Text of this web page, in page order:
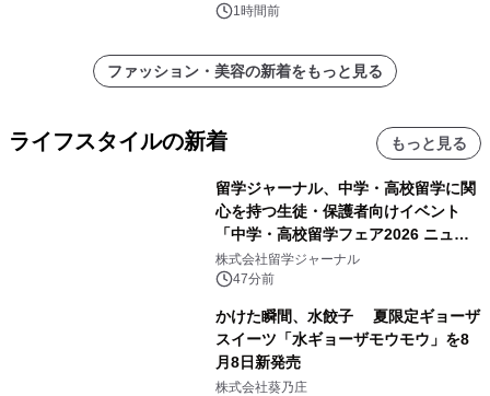
1時間前
ファッション・美容の新着をもっと見る
ライフスタイルの新着 もっと見る
留学ジャーナル、中学・高校留学に関
心を持つ生徒・保護者向けイベント
「中学・高校留学フェア2026 ニュー
ジーランド＆オーストラリア」を
9/12(土)に開催
株式会社留学ジャーナル
47分前
かけた瞬間、水餃子 夏限定ギョーザ
スイーツ「水ギョーザモウモウ」を8
月8日新発売
株式会社葵乃庄